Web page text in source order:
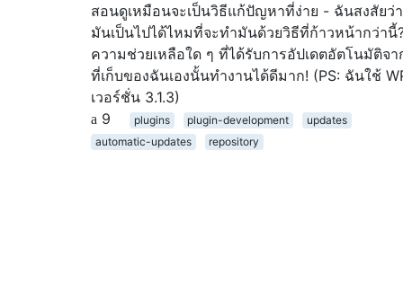
สอนดูเหมือนจะเป็นวิธีแก้ปัญหาที่ง่าย - ฉันสงสัยว่า
มันเป็นไปได้ไหมที่จะทำมันด้วยวิธีที่ก้าวหน้ากว่านี้
ความช่วยเหลือใด ๆ ที่ได้รับการอัปเดตอัตโนมัติจา
ที่เก็บของฉันเองนั้นทำงานได้ดีมาก! (PS: ฉันใช้
เวอร์ชั่น 3.1.3)
9
plugins plugin-development
updates
automatic-updates
repository